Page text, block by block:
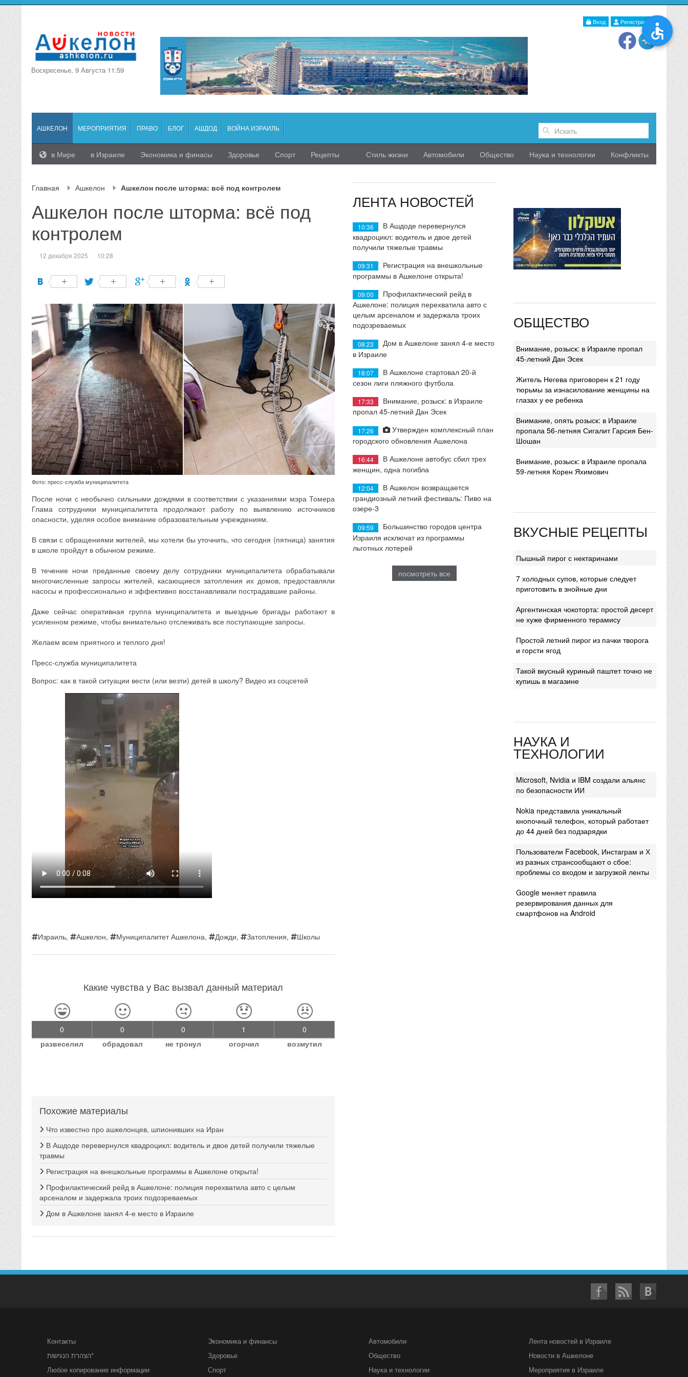
Вход Регистрация
Воскресенье, 9 Августа 11:59
АШКЕЛОН МЕРОПРИЯТИЯ ПРАВО БЛОГ АШДОД ВОЙНА ИЗРАИЛЬ
в Мире в Израиле Экономика и финасы Здоровье Спорт Рецепты Стиль жизни Автомобили Общество Наука и технологии Конфликты
Главная Ашкелон Ашкелон после шторма: всё под контролем
Ашкелон после шторма: всё под
контролем
12 декабря 2025 10:28
Фото: пресс-служба муниципалитета
После ночи с необычно сильными дождями в соответствии с указаниями мэра Томера
Глама сотрудники муниципалитета продолжают работу по выявлению источников
опасности, уделяя особое внимание образовательным учреждениям.
В связи с обращениями жителей, мы хотели бы уточнить, что сегодня (пятница) занятия
в школе пройдут в обычном режиме.
В течение ночи преданные своему делу сотрудники муниципалитета обрабатывали
многочисленные запросы жителей, касающиеся затопления их домов, предоставляли
насосы и профессионально и эффективно восстанавливали пострадавшие районы.
Даже сейчас оперативная группа муниципалитета и выездные бригады работают в
усиленном режиме, чтобы внимательно отслеживать все поступающие запросы.
Желаем всем приятного и теплого дня!
Пресс-служба муниципалитета
Вопрос: как в такой ситуации вести (или везти) детей в школу? Видео из соцсетей
Израиль, Ашкелон, Муниципалитет Ашкелона, Дожди, Затопления, Школы
Какие чувства у Вас вызвал данный материал
0
развеселил
0
обрадовал
0
не тронул
1
огорчил
0
возмутил
Похожие материалы
Что известно про ашкелонцев, шпионивших на Иран
В Ашдоде перевернулся квадроцикл: водитель и двое детей получили тяжелые
травмы
Регистрация на внешкольные программы в Ашкелоне открыта!
Профилактический рейд в Ашкелоне: полиция перехватила авто с целым
арсеналом и задержала троих подозреваемых
Дом в Ашкелоне занял 4-е место в Израиле
ЛЕНТА НОВОСТЕЙ
10:36
В Ашдоде перевернулся
квадроцикл: водитель и двое детей
получили тяжелые травмы
09:31
Регистрация на внешкольные
программы в Ашкелоне открыта!
09:00
Профилактический рейд в
Ашкелоне: полиция перехватила авто с
целым арсеналом и задержала троих
подозреваемых
08:23
Дом в Ашкелоне занял 4-е место
в Израиле
18:07
В Ашкелоне стартовал 20-й
сезон лиги пляжного футбола
17:33
Внимание, розыск: в Израиле
пропал 45-летний Дан Эсек
17:26
Утвержден комплексный план
городского обновления Ашкелона
16:44
В Ашкелоне автобус сбил трех
женщин, одна погибла
12:04
В Ашкелон возвращается
грандиозный летний фестиваль: Пиво на
озере-3
09:59
Большинство городов центра
Израиля исключат из программы
льготных лотерей
посмотреть все
ОБЩЕСТВО
Внимание, розыск: в Израиле пропал
45-летний Дан Эсек
Житель Негева приговорен к 21 году
тюрьмы за изнасилование женщины на
глазах у ее ребенка
Внимание, опять розыск: в Израиле
пропала 56-летняя Сигалит Гарсия Бен-
Шошан
Внимание, розыск: в Израиле пропала
59-летняя Корен Яхимович
ВКУСНЫЕ РЕЦЕПТЫ
Пышный пирог с нектаринами
7 холодных супов, которые следует
приготовить в знойные дни
Аргентинская чокоторта: простой десерт
не хуже фирменного терамису
Простой летний пирог из пачки творога
и горсти ягод
Такой вкусный куриный паштет точно не
купишь в магазине
НАУКА И
ТЕХНОЛОГИИ
Microsoft, Nvidia и IBM создали альянс
по безопасности ИИ
Nokia представила уникальный
кнопочный телефон, который работает
до 44 дней без подзарядки
Пользователи Facebook, Инстаграм и Х
из разных странсообщают о сбое:
проблемы со входом и загрузкой ленты
Google меняет правила
резервирования данных для
смартфонов на Android
Контакты
הצהרת הנגישות*
Любое копирование информации
Экономика и финансы
Здоровье
Спорт
Автомобили
Общество
Наука и технологии
Лента новостей в Израиле
Новости в Ашкелоне
Мероприятия в Израиле